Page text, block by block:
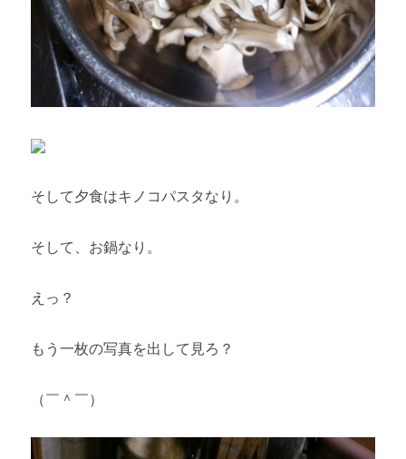
そして夕食はキノコパスタなり。
そして、お鍋なり。
えっ？
もう一枚の写真を出して見ろ？
（￣＾￣）